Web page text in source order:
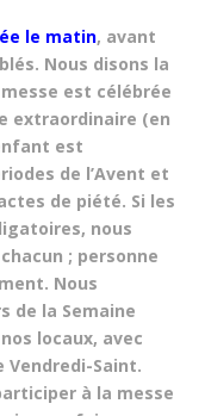
le matin, avant
Nous disons la
est célébrée
extraordinaire (en
est
de l’Avent et
de piété. Si les
nous
; personne
Nous
de la Semaine
locaux, avec
Vendredi-Saint.
à la messe